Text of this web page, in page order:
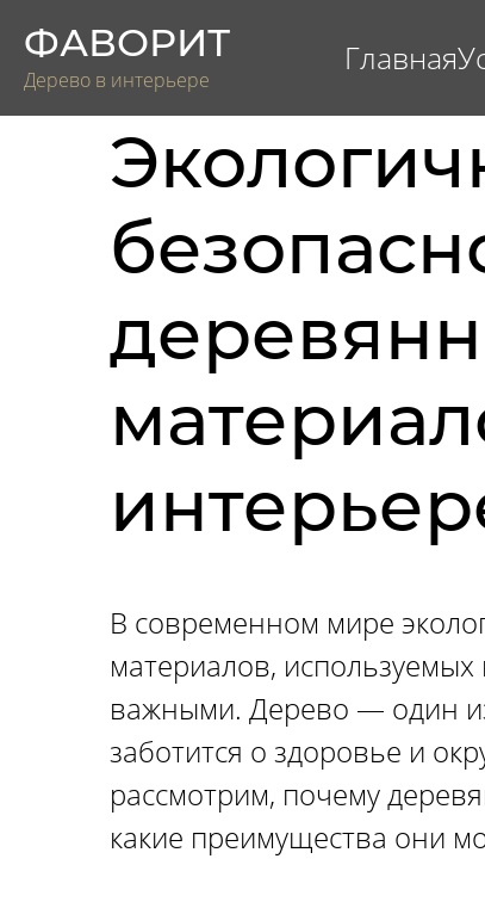
ФАВОРИТ
Дерево в интерьере
Главная
В современном мире
материалов, используемых
важными. Дерево — один
заботится о здоровье и
рассмотрим, почему
какие преимущества они